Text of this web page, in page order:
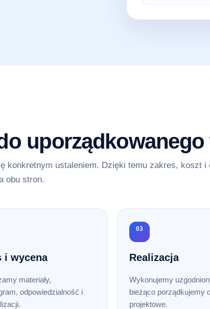
konkretnym ustaleniem. Dzięki temu zakres, koszt i
obu stron.
i wycena
materiały,
odpowiedzialność i
03
Realizacja
Wykonujemy
bieżąco porządkujemy
projektowe.